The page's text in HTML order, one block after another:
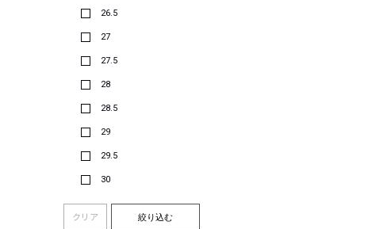
26.5
27
27.5
28
28.5
29
29.5
30
クリア 絞り込む